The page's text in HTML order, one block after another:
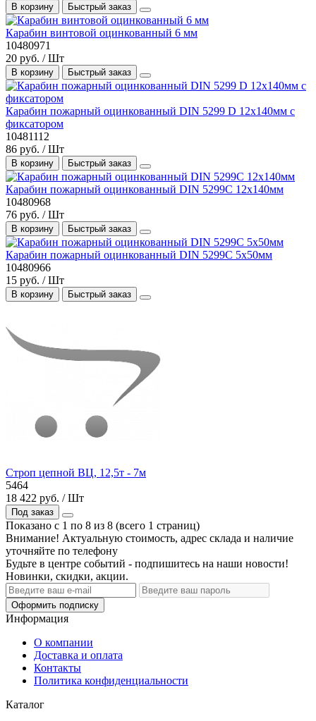
В корзину Быстрый заказ
Карабин винтовой оцинкованный 6 мм
10480971
20 руб. / Шт
В корзину Быстрый заказ
Карабин пожарный оцинкованный DIN 5299 D 12х140мм с
фиксатором
10481112
86 руб. / Шт
В корзину Быстрый заказ
Карабин пожарный оцинкованный DIN 5299С 12х140мм
10480968
76 руб. / Шт
В корзину Быстрый заказ
Карабин пожарный оцинкованный DIN 5299С 5х50мм
10480966
15 руб. / Шт
В корзину Быстрый заказ
Строп цепной ВЦ, 12,5т - 7м
5464
18 422 руб. / Шт
Под заказ
Показано с 1 по 8 из 8 (всего 1 страниц)
Внимание! Актуальную стоимость, адрес склада и наличие
уточняйте по телефону
Будьте в центре событий - подпишитесь на наши новости!
Новинки, скидки, акции.
Оформить подписку
Информация
О компании
Доставка и оплата
Контакты
Политика конфиденциальности
Каталог